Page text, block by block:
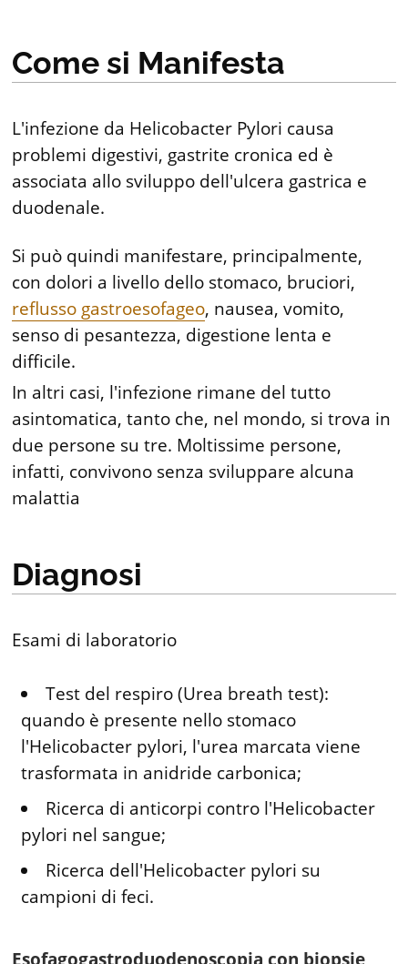
Come si Manifesta
L'infezione da Helicobacter Pylori causa
problemi digestivi, gastrite cronica ed è
associata allo sviluppo dell'ulcera gastrica e
duodenale.
Si può quindi manifestare, principalmente,
con dolori a livello dello stomaco, bruciori,
reflusso gastroesofageo, nausea, vomito,
senso di pesantezza, digestione lenta e
difficile.
In altri casi, l'infezione rimane del tutto
asintomatica, tanto che, nel mondo, si trova in
due persone su tre. Moltissime persone,
infatti, convivono senza sviluppare alcuna
malattia
Diagnosi
Esami di laboratorio
Test del respiro (Urea breath test):
quando è presente nello stomaco
l'Helicobacter pylori, l'urea marcata viene
trasformata in anidride carbonica;
Ricerca di anticorpi contro l'Helicobacter
pylori nel sangue;
Ricerca dell'Helicobacter pylori su
campioni di feci.